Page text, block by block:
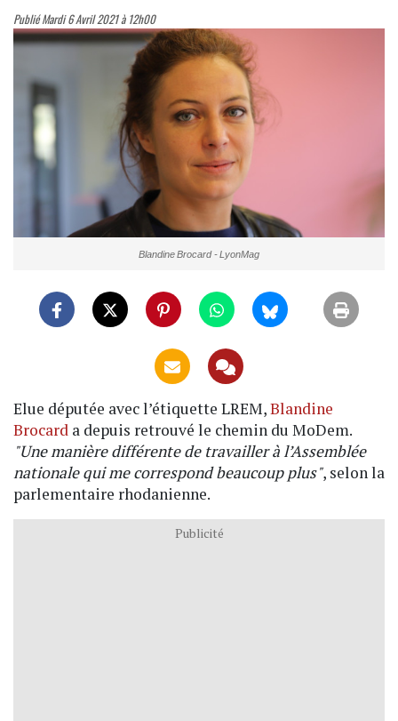
Publié Mardi 6 Avril 2021 à 12h00
Blandine Brocard - LyonMag
Elue députée avec l’étiquette LREM,Blandine
Brocard a depuis retrouvé le chemin du MoDem.
"Une manière différente de travailler à l’Assemblée
nationale qui me correspond beaucoup plus", selon la
parlementaire rhodanienne.
Publicité